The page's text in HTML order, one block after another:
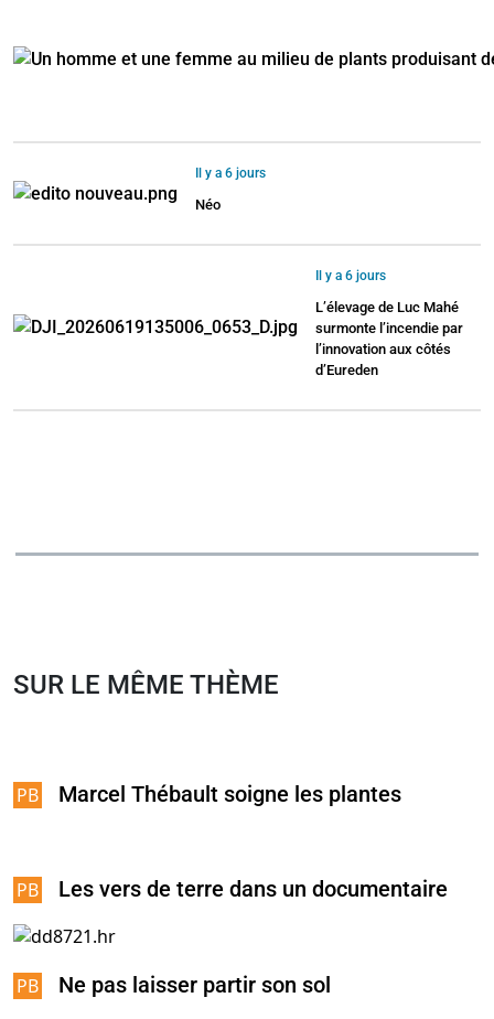
Il y a 6 jours
Néo
Il y a 6 jours
L’élevage de Luc Mahé
surmonte l’incendie par
l’innovation aux côtés
d’Eureden
SUR LE MÊME THÈME
Marcel Thébault soigne les plantes
Les vers de terre dans un documentaire
Ne pas laisser partir son sol